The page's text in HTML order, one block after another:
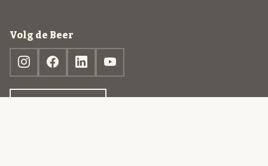
Volg de Beer